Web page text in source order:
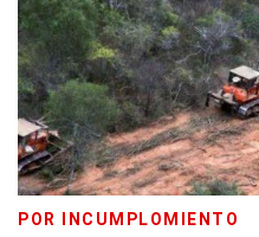
POR INCUMPLOMIENTO